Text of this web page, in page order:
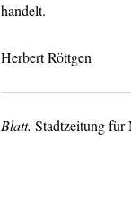
handelt.
Herbert Röttgen
Blatt. Stadtzeitung für